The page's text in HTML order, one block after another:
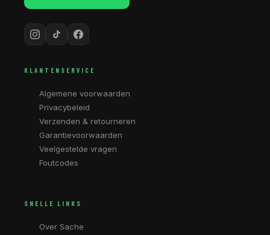
KLANTENSERVICE
Algemene voorwaarden
Privacybeleid
Verzenden & retourneren
Garantievoorwaarden
Veelgestelde vragen
Foutcodes
SNELLE LINKS
Over Sache